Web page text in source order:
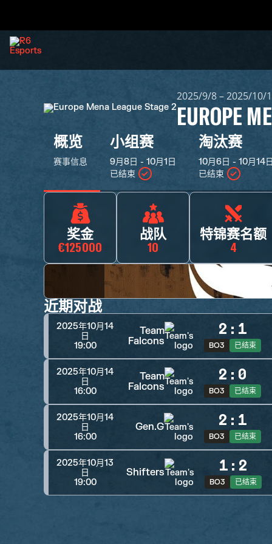
2025/9/8 – 2025/10/
EUROPE
概览
赛事信息
小组赛
9月8日 - 10月1日
已结束
淘汰赛
10月6日 - 10月14
已结束
奖金
€125000
战队
10
特锦赛名额
4
近期对战
2025年10月14
日
19:00
Team
Falcons
2 : 1
BO3 已结束
2025年10月14
日
16:00
Team
Falcons
2 : 0
BO3 已结束
2025年10月14
日
16:00
Gen.G 2 : 1
BO3 已结束
2025年10月13
日
19:00
Shifters 1 : 2
BO3 已结束